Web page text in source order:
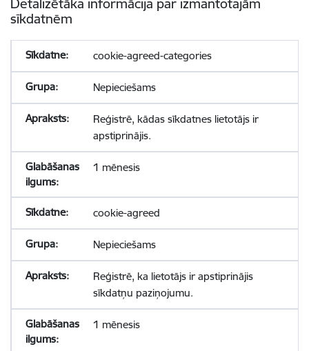
Detalizētāka informācija par izmantotajām
sīkdatnēm
cookie-agreed-categories
Nepieciešams
Reģistrē, kādas sīkdatnes lietotājs ir
apstiprinājis.
1 mēnesis
cookie-agreed
Nepieciešams
Reģistrē, ka lietotājs ir apstiprinājis
sīkdatņu paziņojumu.
1 mēnesis